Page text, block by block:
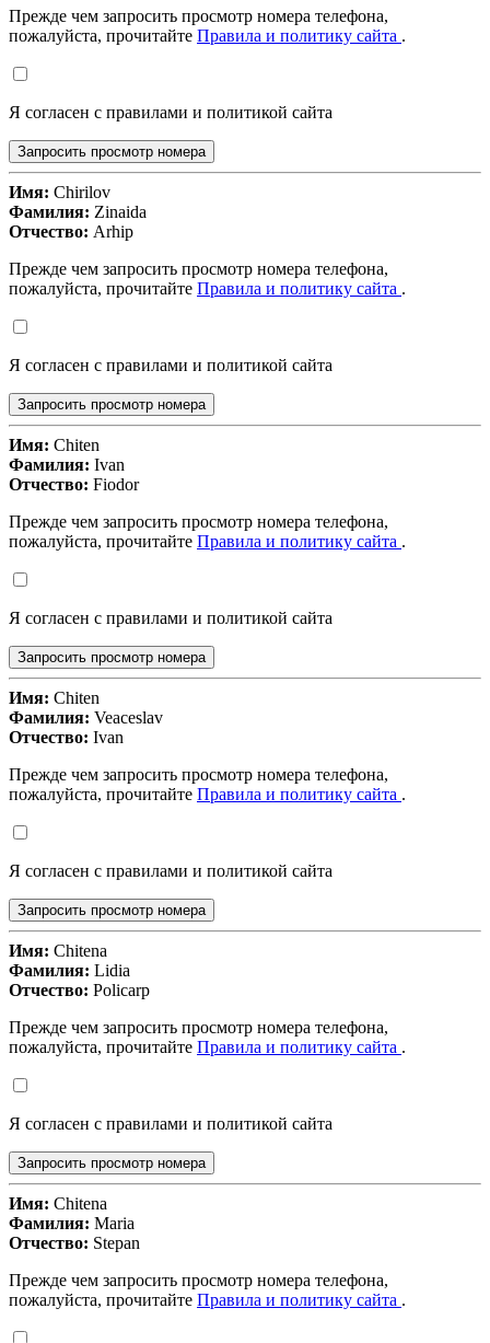
Прежде чем запросить просмотр номера телефона,
пожалуйста, прочитайте Правила и политику сайта .
Я согласен с правилами и политикой сайта
Запросить просмотр номера
Имя: Chirilov
Фамилия: Zinaida
Отчество: Arhip
Прежде чем запросить просмотр номера телефона,
пожалуйста, прочитайте Правила и политику сайта .
Я согласен с правилами и политикой сайта
Запросить просмотр номера
Имя: Chiten
Фамилия: Ivan
Отчество: Fiodor
Прежде чем запросить просмотр номера телефона,
пожалуйста, прочитайте Правила и политику сайта .
Я согласен с правилами и политикой сайта
Запросить просмотр номера
Имя: Chiten
Фамилия: Veaceslav
Отчество: Ivan
Прежде чем запросить просмотр номера телефона,
пожалуйста, прочитайте Правила и политику сайта .
Я согласен с правилами и политикой сайта
Запросить просмотр номера
Имя: Chitena
Фамилия: Lidia
Отчество: Policarp
Прежде чем запросить просмотр номера телефона,
пожалуйста, прочитайте Правила и политику сайта .
Я согласен с правилами и политикой сайта
Запросить просмотр номера
Имя: Chitena
Фамилия: Maria
Отчество: Stepan
Прежде чем запросить просмотр номера телефона,
пожалуйста, прочитайте Правила и политику сайта .